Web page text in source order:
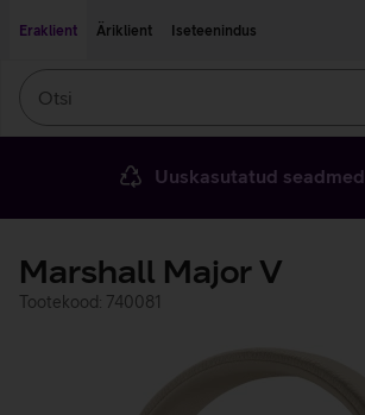
Eraklient
Äriklient Iseteenindus
Uuskasutatud seadmed
Marshall Major V
Tootekood: 740081